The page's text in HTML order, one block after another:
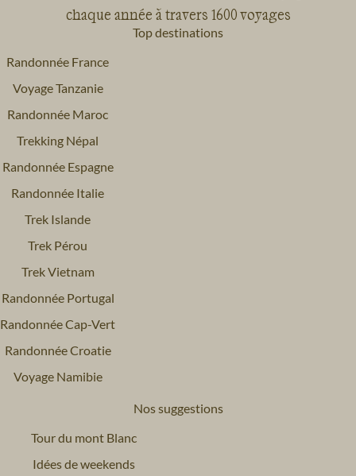
chaque année à travers 1600 voyages
Top destinations
Randonnée France
Voyage Tanzanie
Randonnée Maroc
Trekking Népal
Randonnée Espagne
Randonnée Italie
Trek Islande
Trek Pérou
Trek Vietnam
Randonnée Portugal
Randonnée Cap-Vert
Randonnée Croatie
Voyage Namibie
Nos suggestions
Tour du mont Blanc
Idées de weekends